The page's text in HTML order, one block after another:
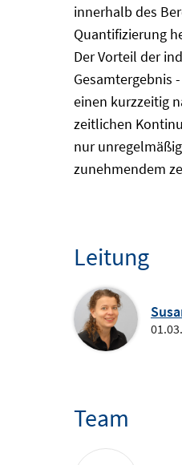
innerhalb des
Quantifizierung
Der Vorteil der
Gesamtergebnis
einen kurzzeitig
zeitlichen
nur
zunehmendem
Leitung
Team